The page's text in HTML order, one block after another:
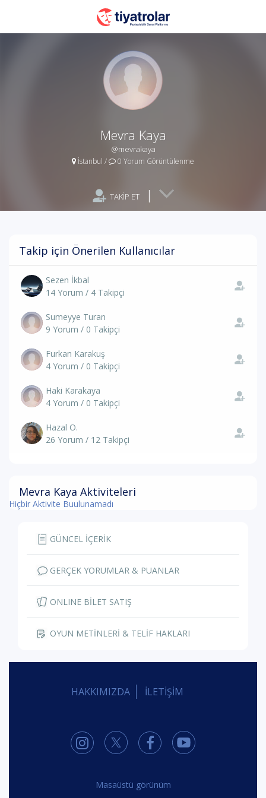
Mevra Kaya
@mevrakaya
İstanbul / 0 Yorum Görüntülenme
TAKİP ET |
Takip için Önerilen Kullanıcılar
Sezen İkbal
14 Yorum / 4 Takipçi
Sumeyye Turan
9 Yorum / 0 Takipçi
Furkan Karakuş
4 Yorum / 0 Takipçi
Haki Karakaya
4 Yorum / 0 Takipçi
Hazal O.
26 Yorum / 12 Takipçi
Mevra Kaya Aktiviteleri
Hiçbir Aktivite Buulunamadı
GÜNCEL İÇERİK
GERÇEK YORUMLAR & PUANLAR
ONLINE BİLET SATIŞ
OYUN METİNLERİ & TELİF HAKLARI
HAKKIMIZDA İLETİŞİM
Masaüstü görünüm